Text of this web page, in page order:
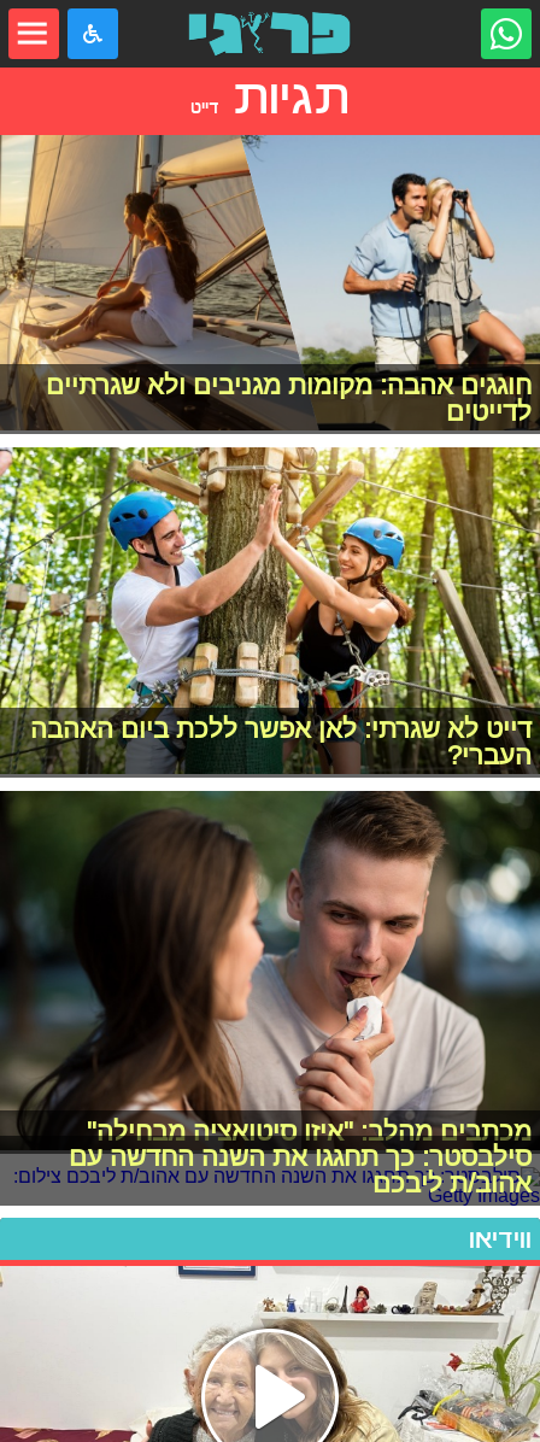
תגיות דייט
חוגגים אהבה: מקומות מגניבים ולא שגרתיים
לדייטים
דייט לא שגרתי: לאן אפשר ללכת ביום האהבה
העברי?
מכתבים מהלב: "איזו סיטואציה מבחילה"
סילבסטר: כך תחגגו את השנה החדשה עם
אהוב/ת ליבכם
ווידיאו